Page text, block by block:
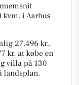
kvm. i Aarhus
27.496 kr.,
kr. at købe en
villa på 130
landsplan.